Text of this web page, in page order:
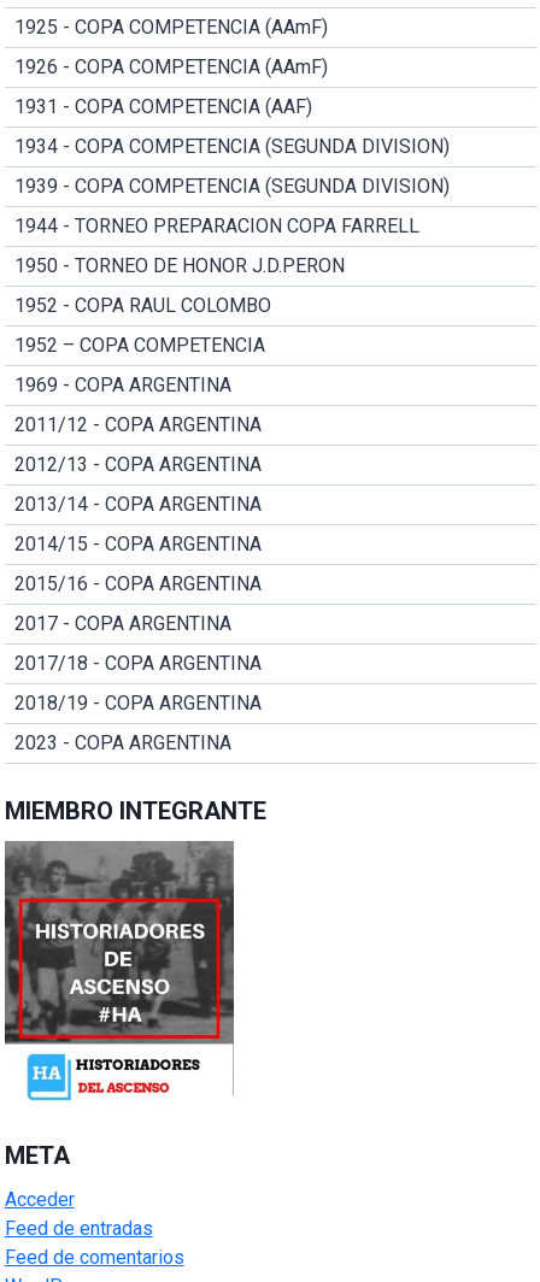
1925 - COPA COMPETENCIA (AAmF)
1926 - COPA COMPETENCIA (AAmF)
1931 - COPA COMPETENCIA (AAF)
1934 - COPA COMPETENCIA (SEGUNDA DIVISION)
1939 - COPA COMPETENCIA (SEGUNDA DIVISION)
1944 - TORNEO PREPARACION COPA FARRELL
1950 - TORNEO DE HONOR J.D.PERON
1952 - COPA RAUL COLOMBO
1952 – COPA COMPETENCIA
1969 - COPA ARGENTINA
2011/12 - COPA ARGENTINA
2012/13 - COPA ARGENTINA
2013/14 - COPA ARGENTINA
2014/15 - COPA ARGENTINA
2015/16 - COPA ARGENTINA
2017 - COPA ARGENTINA
2017/18 - COPA ARGENTINA
2018/19 - COPA ARGENTINA
2023 - COPA ARGENTINA
MIEMBRO INTEGRANTE
META
Acceder
Feed de entradas
Feed de comentarios